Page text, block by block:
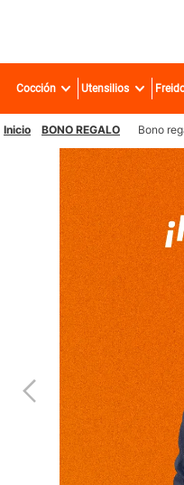
Cocción Utensilios
BONO REGALO Bono